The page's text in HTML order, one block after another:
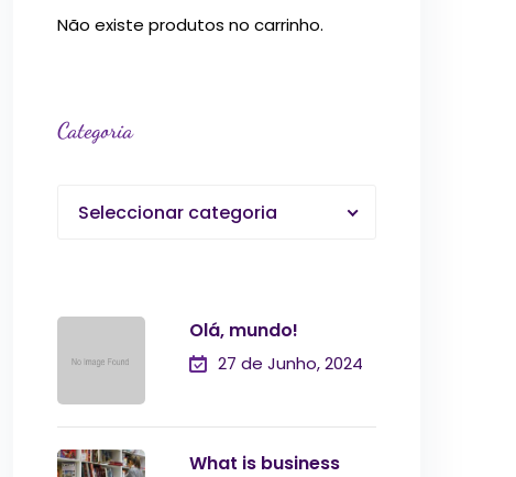
Não existe produtos no carrinho.
Categoria
Seleccionar categoria
Olá, mundo!
27 de Junho, 2024
What is business